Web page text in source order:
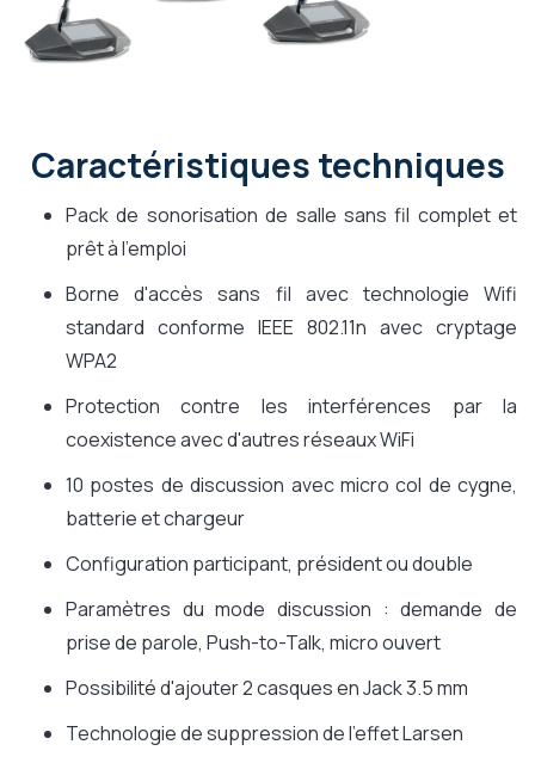
Caractéristiques techniques
Pack de sonorisation de salle sans fil complet et
prêt à l'emploi
Borne d'accès sans fil avec technologie Wifi
standard conforme IEEE 802.11n avec cryptage
WPA2
Protection contre les interférences par la
coexistence avec d'autres réseaux WiFi
10 postes de discussion avec micro col de cygne,
batterie et chargeur
Configuration participant, président ou double
Paramètres du mode discussion : demande de
prise de parole, Push-to-Talk, micro ouvert
Possibilité d'ajouter 2 casques en Jack 3.5 mm
Technologie de suppression de l'effet Larsen